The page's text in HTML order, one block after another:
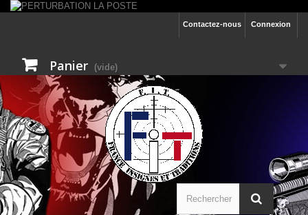
Connexion
Contactez-nous
Panier (vide)